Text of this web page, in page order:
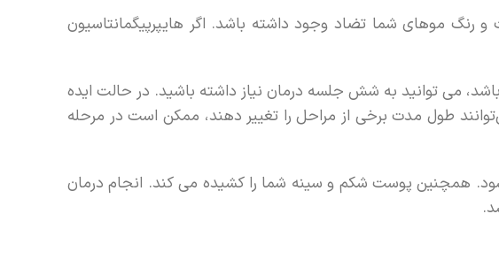
رنگ موهای شما تضاد وجود داشته باشد. اگر هایپرپیگمانتاسیون
می توانید به شش جلسه درمان نیاز داشته باشید. در حالت ایده
طول مدت برخی از مراحل را تغییر دهند، ممکن است در مرحله
همچنین پوست شکم و سینه شما را کشیده می کند. انجام درمان